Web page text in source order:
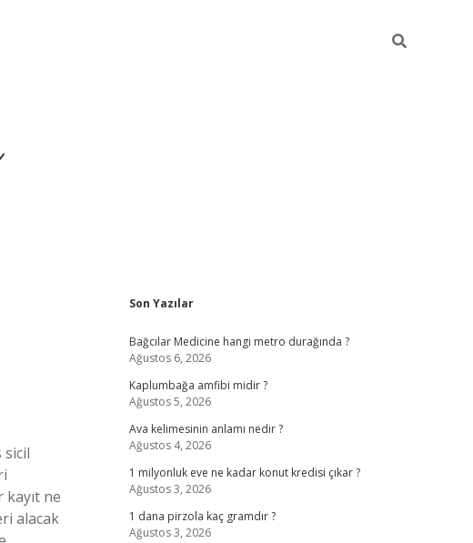
sicil
ne
alacak
Sidebar
Son Yazılar
Bağcılar Medicine hangi metro durağında ?
Ağustos 6, 2026
Kaplumbağa amfibi midir ?
Ağustos 5, 2026
Ava kelimesinin anlamı nedir ?
Ağustos 4, 2026
1 milyonluk eve ne kadar konut kredisi çıkar ?
Ağustos 3, 2026
1 dana pirzola kaç gramdır ?
Ağustos 3, 2026